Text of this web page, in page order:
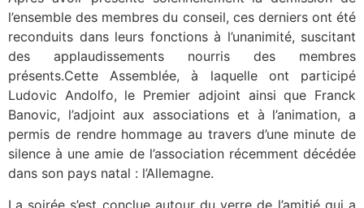
l’ensemble des membres du conseil, ces derniers ont été
reconduits dans leurs fonctions à l’unanimité, suscitant
des applaudissements nourris des membres
présents.Cette Assemblée, à laquelle ont participé
Ludovic Andolfo, le Premier adjoint ainsi que Franck
Banovic, l’adjoint aux associations et à l’animation, a
permis de rendre hommage au travers d’une minute de
silence à une amie de l’association récemment décédée
dans son pays natal : l’Allemagne.
La soirée s’est conclue autour du verre de l’amitié qui a